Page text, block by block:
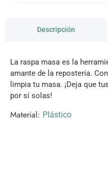
Descripción
La raspa masa es la
amante de la repostería.
limpia tu masa. ¡Deja que
por sí solas!
Material: Plástico